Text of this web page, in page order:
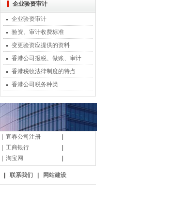
企业验资审计
企业验资审计
验资、审计收费标准
变更验资应提供的资料
香港公司报税、做账、审计
香港税收法律制度的特点
香港公司税务种类
宜春公司注册
工商银行
淘宝网
联系我们 网站建设